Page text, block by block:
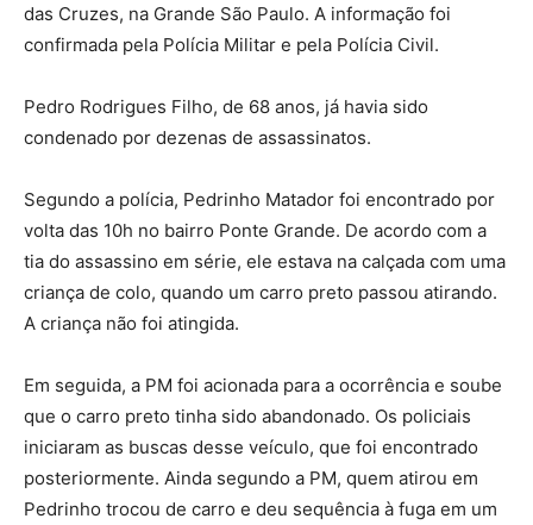
das Cruzes, na Grande São Paulo. A informação foi
confirmada pela Polícia Militar e pela Polícia Civil.
Pedro Rodrigues Filho, de 68 anos, já havia sido
condenado por dezenas de assassinatos.
Segundo a polícia, Pedrinho Matador foi encontrado por
volta das 10h no bairro Ponte Grande. De acordo com a
tia do assassino em série, ele estava na calçada com uma
criança de colo, quando um carro preto passou atirando.
A criança não foi atingida.
Em seguida, a PM foi acionada para a ocorrência e soube
que o carro preto tinha sido abandonado. Os policiais
iniciaram as buscas desse veículo, que foi encontrado
posteriormente. Ainda segundo a PM, quem atirou em
Pedrinho trocou de carro e deu sequência à fuga em um